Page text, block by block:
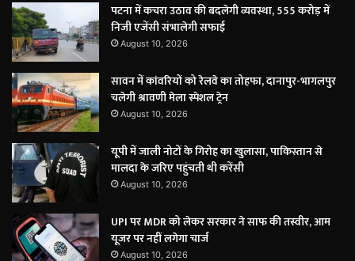
पटना में कचरा उठाव की बदलेगी व्यवस्था, 555 करोड़ में
निजी एजेंसी संभालेगी सफाई
August 10, 2026
सावन में कांवरियों को रेलवे का तोहफा, दानापुर-भागलपुर
चलेगी श्रावणी मेला स्पेशल ट्रेन
August 10, 2026
यूपी में जाली नोटों के गिरोह का खुलासा, पाकिस्तान से
मालदा के जरिए पहुंचती थी करेंसी
August 10, 2026
UPI पर MDR को लेकर सरकार ने साफ की तस्वीर, आम
यूजर पर नहीं लगेगा चार्ज
August 10, 2026